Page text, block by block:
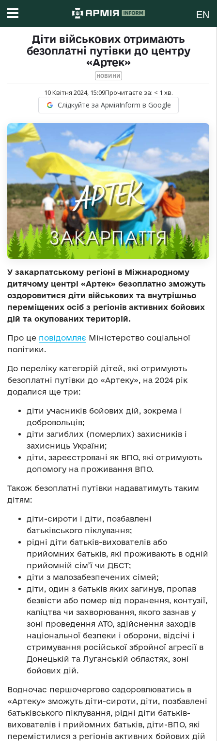
EN
Діти військових отримають
безоплатні путівки до центру
«Артек»
НОВИНИ
10 Квітня 2024, 15:09Прочитаєте за: < 1 хв.
Слідкуйте за АрміяInform в Google
У закарпатському регіоні в Міжнародному
дитячому центрі «Артек» безоплатно зможуть
оздоровитися діти військових та внутрішньо
переміщених осіб з регіонів активних бойових
дій та окупованих територій.
Про це повідомляє Міністерство соціальної
політики.
До переліку категорій дітей, які отримують
безоплатні путівки до «Артеку», на 2024 рік
додалися ще три:
діти учасників бойових дій, зокрема і
добровольців;
діти загиблих (померлих) захисників і
захисниць України;
діти, зареєстровані як ВПО, які отримують
допомогу на проживання ВПО.
Також безоплатні путівки надаватимуть таким
дітям:
діти-сироти і діти, позбавлені
батьківського піклування;
рідні діти батьків-вихователів або
прийомних батьків, які проживають в одній
прийомній сім’ї чи ДБСТ;
діти з малозабезпечених сімей;
діти, один з батьків яких загинув, пропав
безвісти або помер від поранення, контузії,
каліцтва чи захворювання, якого зазнав у
зоні проведення АТО, здійснення заходів
національної безпеки і оборони, відсічі і
стримування російської збройної агресії в
Донецькій та Луганській областях, зоні
бойових дій.
Водночас першочергово оздоровлюватись в
«Артеку» зможуть діти-сироти, діти, позбавлені
батьківського піклування, рідні діти батьків-
вихователів і прийомних батьків, діти-ВПО, які
перемістилися з регіонів активних бойових дій